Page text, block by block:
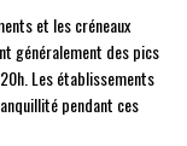
et les créneaux
généralement des pics
Les établissements
pendant ces